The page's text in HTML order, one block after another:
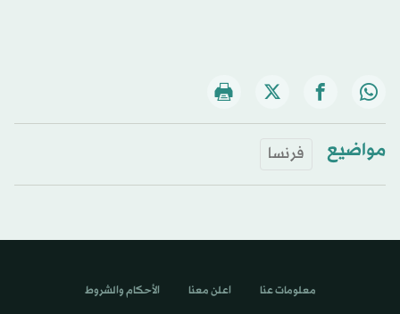
مواضيع فرنسا
معلومات عنا اعلن معنا الأحكام والشروط